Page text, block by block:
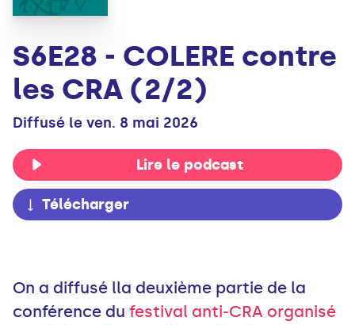
S6E28 - COLERE contre
les CRA (2/2)
Diffusé le ven. 8 mai 2026
Lire le podcast
Télécharger
On a diffusé lla deuxième partie de la
conférence du festival anti-CRA organisé